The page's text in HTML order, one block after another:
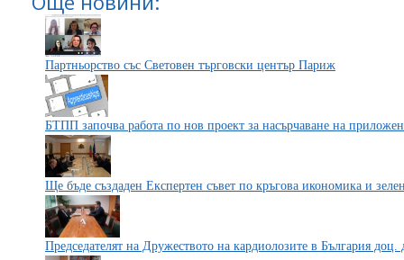
Партньорство със Световен търговски център Париж
БТПП започва работа по нов проект за насърчаване на
Ще бъде създаден Експертен съвет по кръгова икономика и
Председателят на Дружеството на кардиолозите в България